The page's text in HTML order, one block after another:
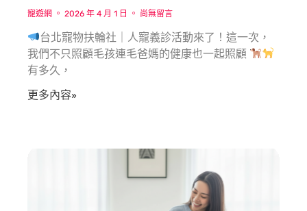
寵遊網 2026 年 4 月 1 日 尚無留言
台北寵物扶輪社｜人寵義診活動來了！這一次，
我們不只照顧毛孩連毛爸媽的健康也一起照顧
有多久，
更多內容»